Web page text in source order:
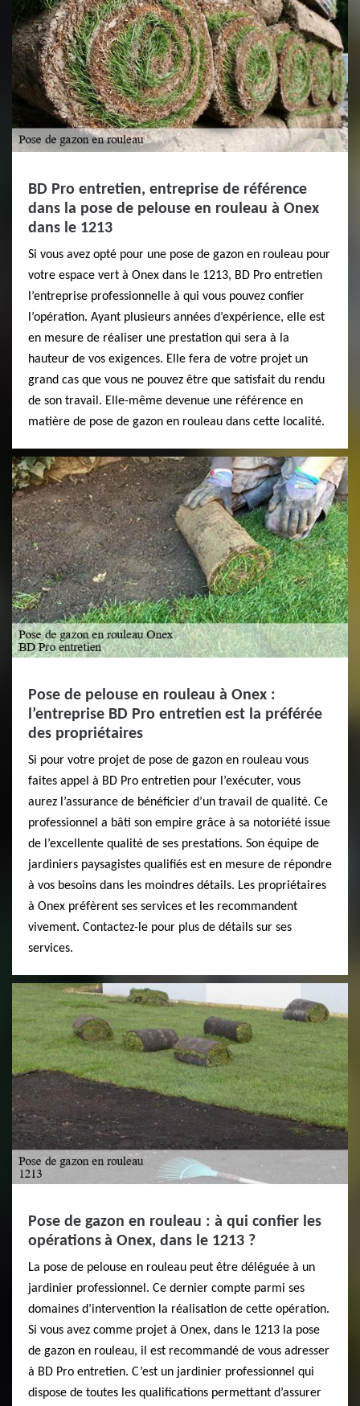
BD Pro entretien, entreprise de référence
dans la pose de pelouse en rouleau à Onex
dans le 1213
Si vous avez opté pour une pose de gazon en rouleau pour
votre espace vert à Onex dans le 1213, BD Pro entretien
l’entreprise professionnelle à qui vous pouvez confier
l’opération. Ayant plusieurs années d’expérience, elle est
en mesure de réaliser une prestation qui sera à la
hauteur de vos exigences. Elle fera de votre projet un
grand cas que vous ne pouvez être que satisfait du rendu
de son travail. Elle-même devenue une référence en
matière de pose de gazon en rouleau dans cette localité.
Pose de pelouse en rouleau à Onex :
l’entreprise BD Pro entretien est la préférée
des propriétaires
Si pour votre projet de pose de gazon en rouleau vous
faites appel à BD Pro entretien pour l’exécuter, vous
aurez l’assurance de bénéficier d’un travail de qualité. Ce
professionnel a bâti son empire grâce à sa notoriété issue
de l’excellente qualité de ses prestations. Son équipe de
jardiniers paysagistes qualifiés est en mesure de répondre
à vos besoins dans les moindres détails. Les propriétaires
à Onex préfèrent ses services et les recommandent
vivement. Contactez-le pour plus de détails sur ses
services.
Pose de gazon en rouleau : à qui confier les
opérations à Onex, dans le 1213 ?
La pose de pelouse en rouleau peut être déléguée à un
jardinier professionnel. Ce dernier compte parmi ses
domaines d’intervention la réalisation de cette opération.
Si vous avez comme projet à Onex, dans le 1213 la pose
de gazon en rouleau, il est recommandé de vous adresser
à BD Pro entretien. C’est un jardinier professionnel qui
dispose de toutes les qualifications permettant d’assurer